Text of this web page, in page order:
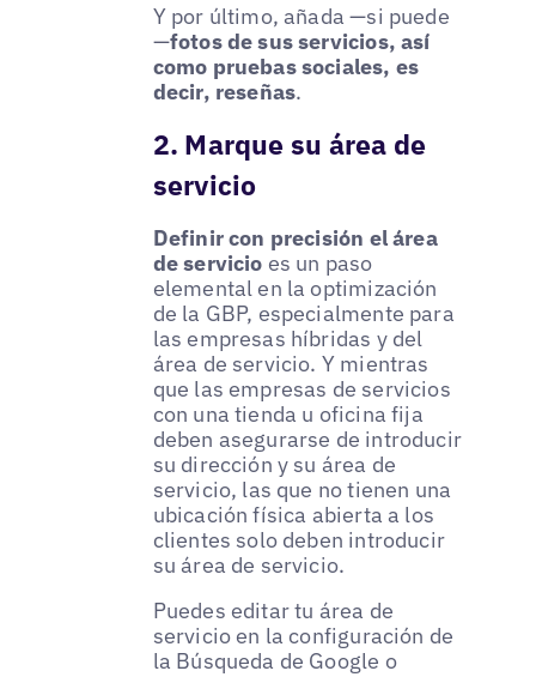
Y por último, añada —si puede
—fotos de sus servicios, así
como pruebas sociales, es
decir, reseñas.
2. Marque su área de
servicio
Definir con precisión el área
de servicio es un paso
elemental en la optimización
de la GBP, especialmente para
las empresas híbridas y del
área de servicio. Y mientras
que las empresas de servicios
con una tienda u oficina fija
deben asegurarse de introducir
su dirección y su área de
servicio, las que no tienen una
ubicación física abierta a los
clientes solo deben introducir
su área de servicio.
Puedes editar tu área de
servicio en la configuración de
la Búsqueda de Google o